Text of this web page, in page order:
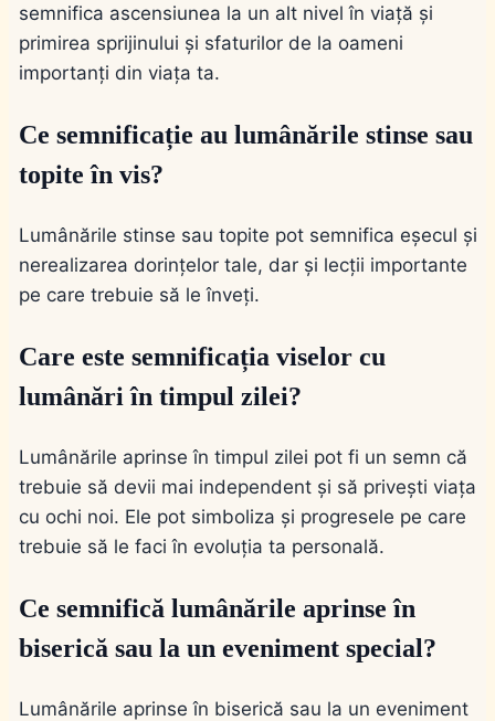
semnifica ascensiunea la un alt nivel în viață și
primirea sprijinului și sfaturilor de la oameni
importanți din viața ta.
Ce semnificație au lumânările stinse sau
topite în vis?
Lumânările stinse sau topite pot semnifica eșecul și
nerealizarea dorințelor tale, dar și lecții importante
pe care trebuie să le înveți.
Care este semnificația viselor cu
lumânări în timpul zilei?
Lumânările aprinse în timpul zilei pot fi un semn că
trebuie să devii mai independent și să privești viața
cu ochi noi. Ele pot simboliza și progresele pe care
trebuie să le faci în evoluția ta personală.
Ce semnifică lumânările aprinse în
biserică sau la un eveniment special?
Lumânările aprinse în biserică sau la un eveniment